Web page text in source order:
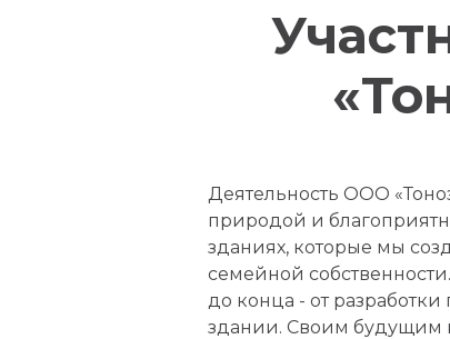
Деятельность ООО
природой и
зданиях, которые мы
семейной
до конца - от
здании. Своим будущим